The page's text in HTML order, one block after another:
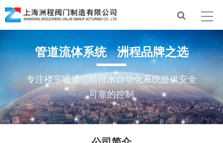
管道流体系统 洲程品牌之选
专注楼宇暖通、给排水自动化系统提供安全
可靠的控制